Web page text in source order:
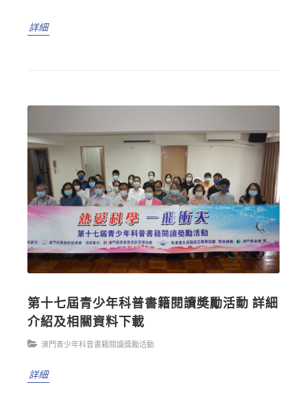
詳細
第十七屆青少年科普書籍閱讀奬勵活動 詳細
介紹及相關資料下載
澳門青少年科普書籍閱讀獎勵活動
詳細